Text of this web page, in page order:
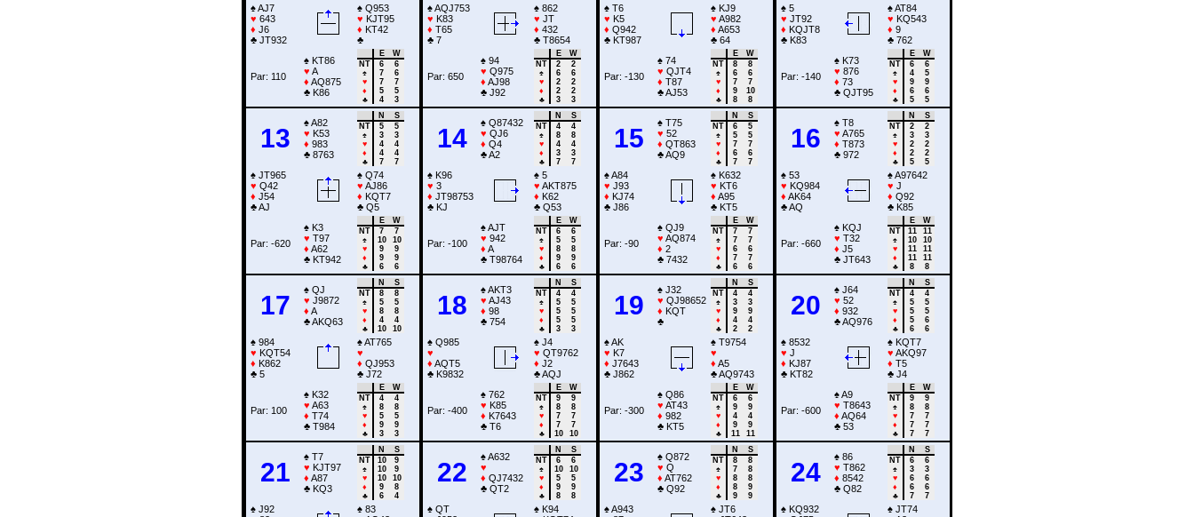
♠AJ7
♥ 643
♦ J6
♣ JT932
♠ Q953
♥ KJT95
♦ KT42
♣
Par: 110
♠ KT86
♥ A
♦ AQ875
♣ K86
E
W
NT
6
6
♠
7
6
♥
7
7
♦
5
5
♣
4 3
♠AQJ753
♥ K83
♦ T65
♣ 7
♠ 862
♥ JT
♦ 432
♣ T8654
Par: 650
♠ 94
♥ Q975
♦ AJ98
♣ J92
E
W
NT
2
2
♠
6
6
♥
2
2
♦
2
2
♣
3 3
♠ T6
♥ K5
♦ Q942
♣ KT987
♠ KJ9
♥ A982
♦ A653
♣ 64
Par: -130
♠ 74
♥ QJT4
♦ T87
♣AJ53
E
W
NT
8
8
♠
6
6
♥
7
7
♦
9
10
♣
8 8
♠ 5
♥ JT92
♦ KQJT8
♣ K83
♠AT84
♥ KQ543
♦ 9
♣ 762
Par: -140
♠ K73
♥ 876
♦ 73
♣ QJT95
E
W
NT
6
6
♠
4
5
♥
9
9
♦
6
6
♣
5 5
13
♠A82
♥ K53
♦ 983
♣ 8763
N
S
NT
5
5
♠
3
3
♥
4
4
♦
4
4
♣
7 7
♠ JT965
♥ Q42
♦ J54
♣AJ
♠ Q74
♥ AJ86
♦ KQT7
♣ Q5
Par: -620
♠ K3
♥ T97
♦ A62
♣ KT942
E
W
NT
7
7
♠
10
10
♥
9
9
♦
9
9
♣
6 6
14
♠ Q87432
♥ QJ6
♦ Q4
♣A2
N
S
NT
4
4
♠
8
8
♥
4
4
♦
3
3
♣
7 7
♠ K96
♥ 3
♦ JT98753
♣ KJ
♠ 5
♥ AKT875
♦ K62
♣ Q53
Par: -100
♠AJT
♥ 942
♦ A
♣ T98764
E
W
NT
6
6
♠
5
5
♥
8
8
♦
9
9
♣
6 6
15
♠ T75
♥ 52
♦ QT863
♣AQ9
N
S
NT
6
5
♠
5
5
♥
7
7
♦
6
6
♣
7 7
♠A84
♥ J93
♦ KJ74
♣ J86
♠ K632
♥ KT6
♦ A95
♣ KT5
Par: -90
♠ QJ9
♥ AQ874
♦ 2
♣ 7432
E
W
NT
7
7
♠
7
7
♥
6
6
♦
7
7
♣
6 6
16
♠ T8
♥ A765
♦ T873
♣ 972
N
S
NT
2
2
♠
3
3
♥
2
2
♦
2
2
♣
5 5
♠ 53
♥ KQ984
♦ AK64
♣AQ
♠A97642
♥ J
♦ Q92
♣ K85
Par: -660
♠ KQJ
♥ T32
♦ J5
♣ JT643
E
W
NT
11
11
♠
10
10
♥
11
11
♦
11
11
♣
8 8
17
♠ QJ
♥ J9872
♦ A
♣AKQ63
N
S
NT
8
8
♠
5
5
♥
8
8
♦
4
4
♣
10 10
♠ 984
♥ KQT54
♦ K862
♣ 5
♠AT765
♥
♦ QJ953
♣ J72
Par: 100
♠ K32
♥ A63
♦ T74
♣ T984
E
W
NT
4
4
♠
8
8
♥
5
5
♦
9
9
♣
3 3
18
♠AKT3
♥ AJ43
♦ 98
♣ 754
N
S
NT
4
4
♠
5
5
♥
5
5
♦
5
5
♣
3 3
♠ Q985
♥
♦ AQT5
♣ K9832
♠ J4
♥ QT9762
♦ J2
♣AQJ
Par: -400
♠ 762
♥ K85
♦ K7643
♣ T6
E
W
NT
9
9
♠
8
8
♥
7
7
♦
7
7
♣
10 10
19
♠ J32
♥ QJ98652
♦ KQT
♣
N
S
NT
4
4
♠
3
3
♥
9
9
♦
4
4
♣
2 2
♠AK
♥ K7
♦ J7643
♣ J862
♠ T9754
♥
♦ A5
♣AQ9743
Par: -300
♠ Q86
♥ AT43
♦ 982
♣ KT5
E
W
NT
6
6
♠
9
9
♥
4
4
♦
9
9
♣
11 11
20
♠ J64
♥ 52
♦ 932
♣AQ976
N
S
NT
4
4
♠
5
5
♥
5
5
♦
5
6
♣
6 6
♠ 8532
♥ J
♦ KJ87
♣ KT82
♠ KQT7
♥ AKQ97
♦ T5
♣ J4
Par: -600
♠A9
♥ T8643
♦ AQ64
♣ 53
E
W
NT
9
9
♠
8
8
♥
7
7
♦
7
7
♣
7 7
21
♠ T7
♥ KJT97
♦ A87
♣ KQ3
N
S
NT
10
9
♠
10
9
♥
10
10
♦
9
8
♣
6 4
♠ J92
♠ 83
22
♠A632
♥
♦ QJ7432
♣ QT2
N
S
NT
6
6
♠
10
10
♥
5
5
♦
9
9
♣
8 8
♠ QT
♠ K94
23
♠ Q872
♥ Q
♦ AT762
♣ Q92
N
S
NT
8
8
♠
7
8
♥
8
8
♦
8
9
♣
9 9
♠A943
♠ JT6
24
♠ 86
♥ T862
♦ 8542
♣ Q82
N
S
NT
6
6
♠
3
3
♥
6
6
♦
6
6
♣
7 7
♠ KQ932
♠ JT74